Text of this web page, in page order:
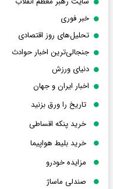
خبر فوری
تحلیل‌های روز اقتصادی
جنجالی‌ترین اخبار حوادث
دنیای ورزش
اخبار ایران و جهان
تاریخ را ورق بزنید
خرید پنکه اقساطی
خرید بلیط هواپیما
مزایده خودرو
صندلی ماساژ